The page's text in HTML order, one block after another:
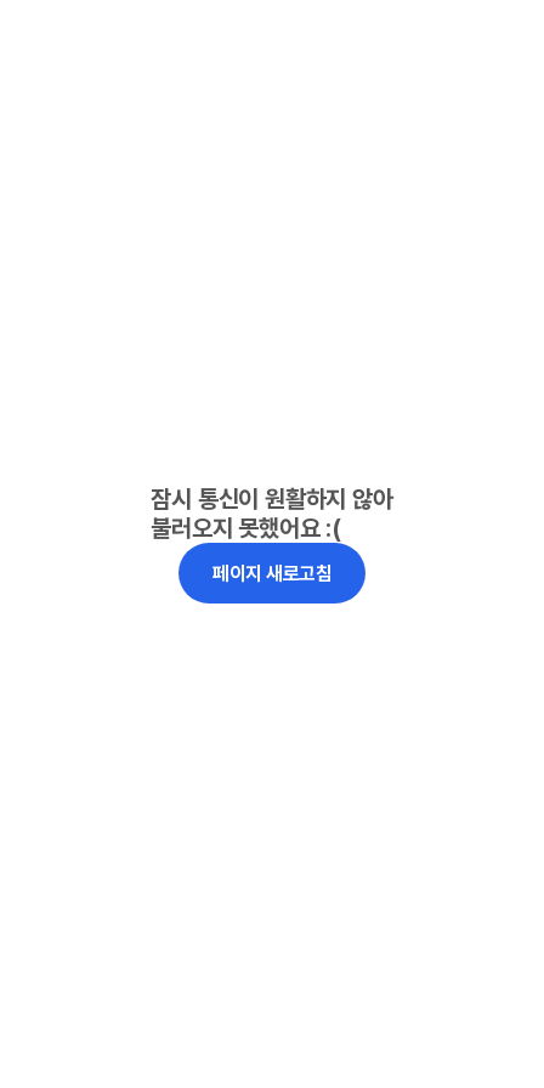
잠시 통신이 원활하지 않아
불러오지 못했어요 :(
페이지 새로고침